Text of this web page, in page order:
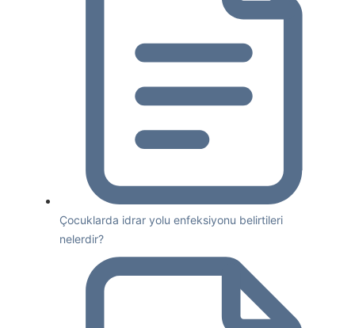
Çocuklarda idrar yolu enfeksiyonu belirtileri
nelerdir?